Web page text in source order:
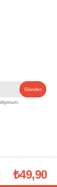
Gönder
saklıdır.
yer alan
izni alınmadan
₺49,90